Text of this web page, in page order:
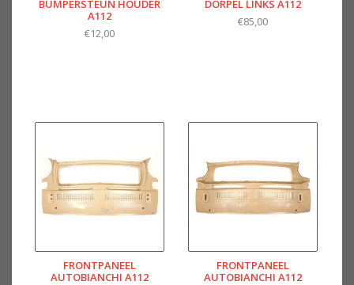
BUMPERSTEUN HOUDER
A112
€12,00
DORPEL LINKS A112
€85,00
FRONTPANEEL
AUTOBIANCHI A112
FRONTPANEEL
AUTOBIANCHI A112